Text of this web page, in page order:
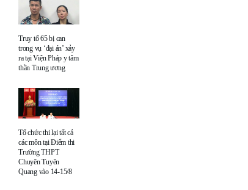
Truy tố 65 bị can
trong vụ ‘đại án’ xảy
ra tại Viện Pháp y tâm
thần Trung ương
Tổ chức thi lại tất cả
các môn tại Điểm thi
Trường THPT
Chuyên Tuyên
Quang vào 14-15/8